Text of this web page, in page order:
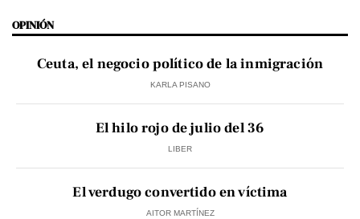
OPINIÓN
Ceuta, el negocio político de la inmigración
KARLA PISANO
El hilo rojo de julio del 36
LIBER
El verdugo convertido en víctima
AITOR MARTÍNEZ